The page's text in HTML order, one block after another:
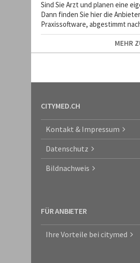
Sind Sie Arzt und planen eine
Dann finden Sie hier die
Praxissoftware, abgestimmt
MEHR
CITYMED.CH
Kontakt & Impressum
Datenschutz
Bildnachweis
FÜR ANBIETER
Ihre Vorteile bei citymed